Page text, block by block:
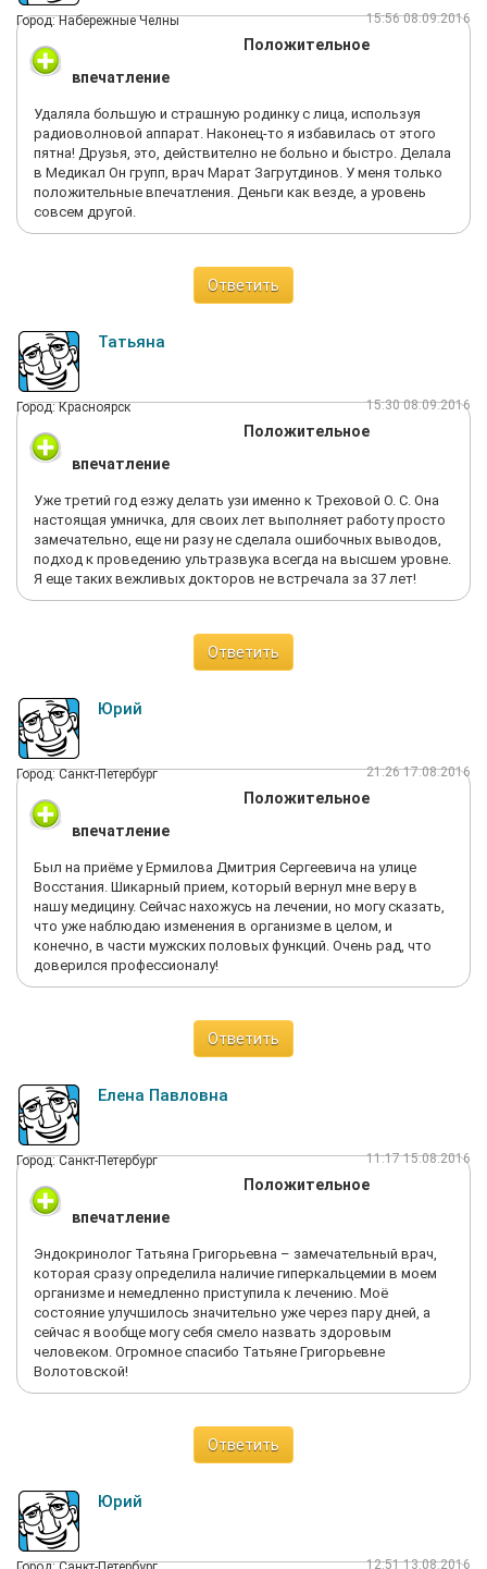
Город: Набережные Челны 15:56 08.09.2016
Положительное
впечатление
Удаляла большую и страшную родинку с лица, используя
радиоволновой аппарат. Наконец-то я избавилась от этого
пятна! Друзья, это, действително не больно и быстро. Делала
в Медикал Он групп, врач Марат Загрутдинов. У меня только
положительные впечатления. Деньги как везде, а уровень
совсем другой.
Ответить
Татьяна
Город: Красноярск 15:30 08.09.2016
Положительное
впечатление
Уже третий год езжу делать узи именно к Треховой О. С. Она
настоящая умничка, для своих лет выполняет работу просто
замечательно, еще ни разу не сделала ошибочных выводов,
подход к проведению ультразвука всегда на высшем уровне.
Я еще таких вежливых докторов не встречала за 37 лет!
Ответить
Юрий
Город: Санкт-Петербург 21:26 17.08.2016
Положительное
впечатление
Был на приёме у Ермилова Дмитрия Сергеевича на улице
Восстания. Шикарный прием, который вернул мне веру в
нашу медицину. Сейчас нахожусь на лечении, но могу сказать,
что уже наблюдаю изменения в организме в целом, и
конечно, в части мужских половых функций. Очень рад, что
доверился профессионалу!
Ответить
Елена Павловна
Город: Санкт-Петербург 11:17 15.08.2016
Положительное
впечатление
Эндокринолог Татьяна Григорьевна – замечательный врач,
которая сразу определила наличие гиперкальцемии в моем
организме и немедленно приступила к лечению. Моё
состояние улучшилось значительно уже через пару дней, а
сейчас я вообще могу себя смело назвать здоровым
человеком. Огромное спасибо Татьяне Григорьевне
Волотовской!
Ответить
Юрий
12:51 13.08.2016